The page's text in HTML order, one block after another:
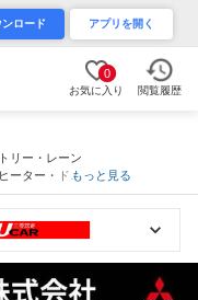
ンロード アプリを開く
0
お気に入り 閲覧履歴
リー・レーン
ーター・ドラ
・三菱認定保
もっと見る